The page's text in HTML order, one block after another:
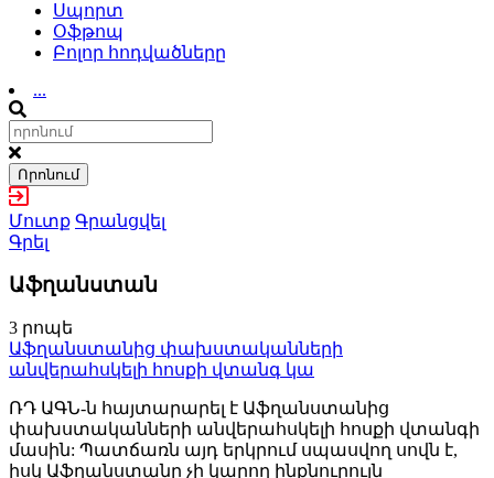
Սպորտ
Օֆթոպ
Բոլոր հոդվածները
...
Որոնում
Մուտք Գրանցվել
Գրել
Աֆղանստան
3 րոպե
Աֆղանստանից փախստականների
անվերահսկելի հոսքի վտանգ կա
ՌԴ ԱԳՆ-ն հայտարարել է Աֆղանստանից
փախստականների անվերահսկելի հոսքի վտանգի
մասին: Պատճառն այդ երկրում սպասվող սովն է,
իսկ Աֆղանստանը չի կարող ինքնուրույն